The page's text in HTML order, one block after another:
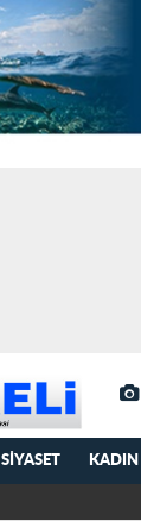
SIYASET KADIN